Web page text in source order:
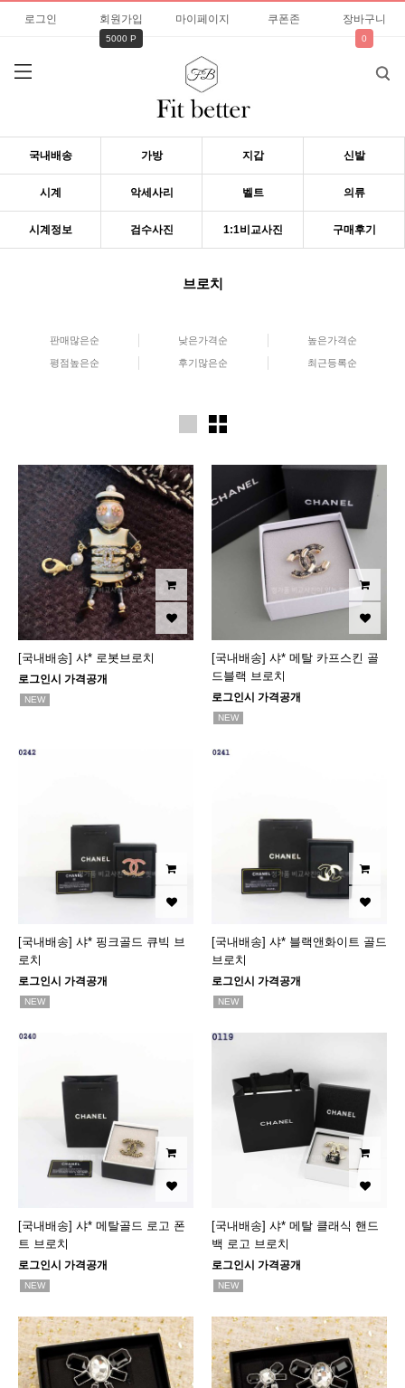
로그인 회원가입
5000 P
마이페이지 쿠폰존 장바구니
0
국내배송 가방 지갑 신발
시계 악세사리 벨트 의류
시계정보 검수사진 1:1비교사진 구매후기
브로치
판매많은순 낮은가격순 높은가격순
평점높은순 후기많은순 최근등록순
[국내배송] 샤* 로봇브로치
로그인시 가격공개
NEW
[국내배송] 샤* 메탈 카프스킨 골
드블랙 브로치
로그인시 가격공개
NEW
[국내배송] 샤* 핑크골드 큐빅 브
로치
로그인시 가격공개
NEW
[국내배송] 샤* 블랙앤화이트 골드
브로치
로그인시 가격공개
NEW
[국내배송] 샤* 메탈골드 로고 폰
트 브로치
로그인시 가격공개
NEW
[국내배송] 샤* 메탈 클래식 핸드
백 로고 브로치
로그인시 가격공개
NEW